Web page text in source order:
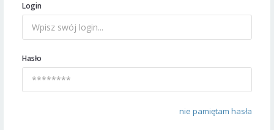
Login
Hasło
nie pamiętam hasła